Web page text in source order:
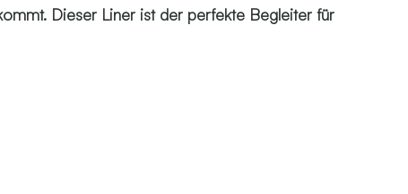
Dieser Liner ist der perfekte Begleiter für